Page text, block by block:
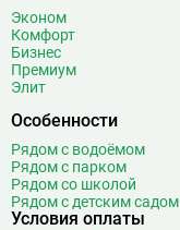
Эконом
Комфорт
Бизнес
Премиум
Элит
Особенности
Рядом с водоёмом
Рядом с парком
Рядом со школой
Рядом с детским садом
Условия оплаты